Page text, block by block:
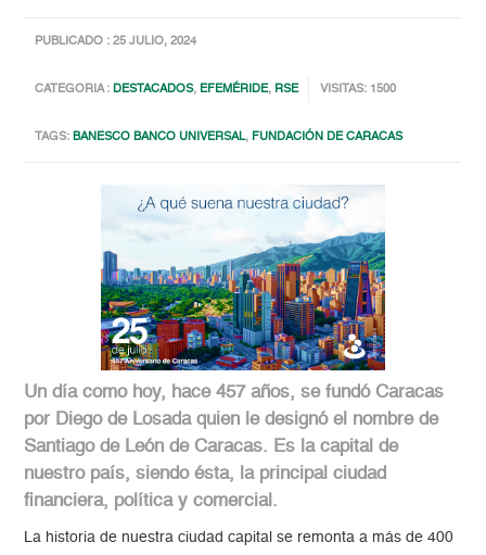
PUBLICADO : 25 JULIO, 2024
CATEGORIA :DESTACADOS, EFEMÉRIDE, RSE VISITAS: 1500
TAGS:BANESCO BANCO UNIVERSAL, FUNDACIÓN DE CARACAS
Un día como hoy, hace 457 años, se fundó Caracas
por Diego de Losada quien le designó el nombre de
Santiago de León de Caracas. Es la capital de
nuestro país, siendo ésta, la principal ciudad
financiera, política y comercial.
La historia de nuestra ciudad capital se remonta a más de 400